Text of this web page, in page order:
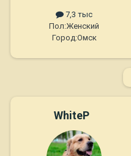
7,3 тыс
Пол:Женский
Город:Омск
WhiteP